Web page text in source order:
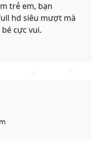
trẻ em, bạn
hd siêu mượt mà
cực vui.